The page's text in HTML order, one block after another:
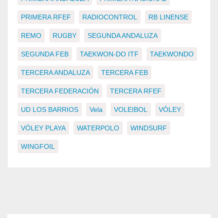
PRIMERA RFEF RADIOCONTROL RB LINENSE
REMO RUGBY SEGUNDA ANDALUZA
SEGUNDA FEB TAEKWON-DO ITF TAEKWONDO
TERCERA ANDALUZA TERCERA FEB
TERCERA FEDERACIÓN TERCERA RFEF
UD LOS BARRIOS Vela VOLEIBOL VÓLEY
VÓLEY PLAYA WATERPOLO WINDSURF
WINGFOIL